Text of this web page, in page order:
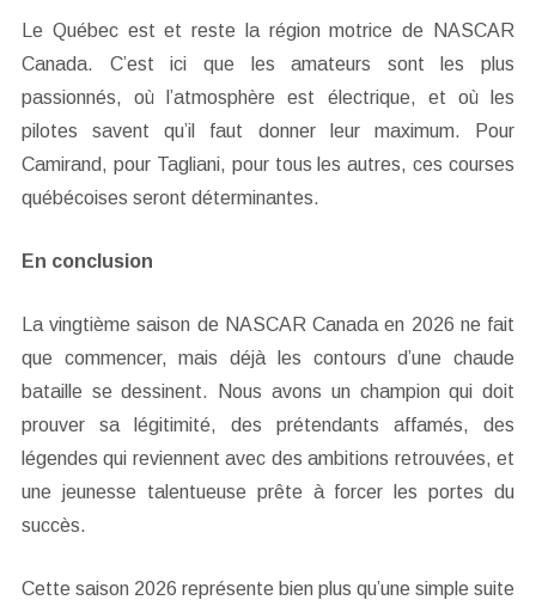
Le Québec est et reste la région motrice de NASCAR
Canada. C’est ici que les amateurs sont les plus
passionnés, où l’atmosphère est électrique, et où les
pilotes savent qu’il faut donner leur maximum. Pour
Camirand, pour Tagliani, pour tous les autres, ces courses
québécoises seront déterminantes.
En conclusion
La vingtième saison de NASCAR Canada en 2026 ne fait
que commencer, mais déjà les contours d’une chaude
bataille se dessinent. Nous avons un champion qui doit
prouver sa légitimité, des prétendants affamés, des
légendes qui reviennent avec des ambitions retrouvées, et
une jeunesse talentueuse prête à forcer les portes du
succès.
Cette saison 2026 représente bien plus qu’une simple suite